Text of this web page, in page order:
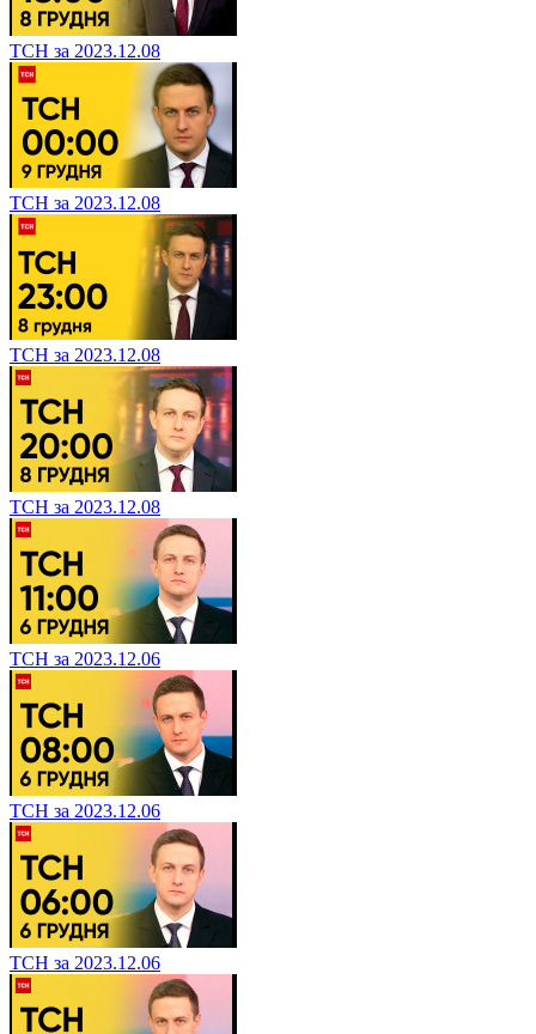
ТСН за 2023.12.08
ТСН за 2023.12.08
ТСН за 2023.12.08
ТСН за 2023.12.08
ТСН за 2023.12.06
ТСН за 2023.12.06
ТСН за 2023.12.06